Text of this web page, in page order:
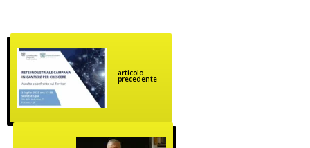
articolo
precedente